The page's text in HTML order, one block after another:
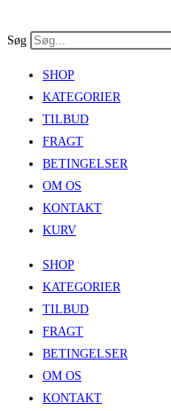
to
Søg
SHOP
KATEGORIER
TILBUD
FRAGT
BETINGELSER
OM OS
KONTAKT
KURV
SHOP
KATEGORIER
TILBUD
FRAGT
BETINGELSER
OM OS
KONTAKT